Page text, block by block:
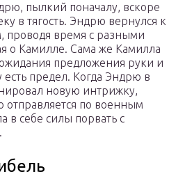
пылкий поначалу, вскоре
в тягость. Эндрю вернулся к
время с разными
о Камилле. Сама же Камилла
предложения руки и
предел. Когда Эндрю в
новую интрижку,
отправляется по военным
в себе силы порвать с